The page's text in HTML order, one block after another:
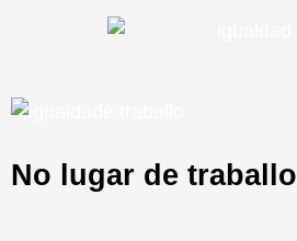
No lugar de traballo